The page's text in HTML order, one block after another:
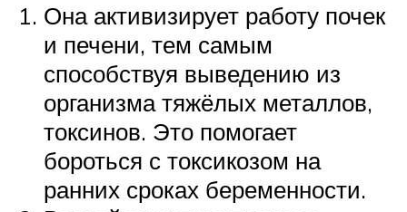
Она активизирует работу почек
и печени, тем самым
способствуя выведению из
организма тяжёлых металлов,
токсинов. Это помогает
бороться с токсикозом на
ранних сроках беременности.